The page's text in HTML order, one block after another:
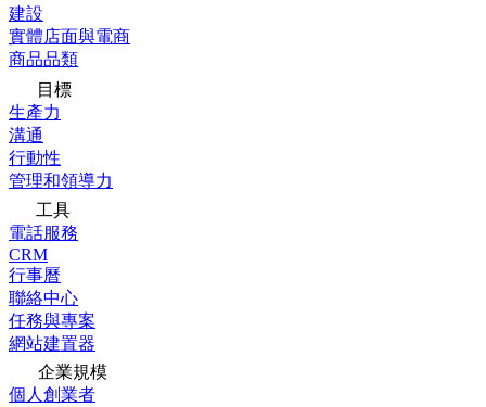
建設
實體店面與電商
商品品類
目標
生產力
溝通
行動性
管理和領導力
工具
電話服務
CRM
行事曆
聯絡中心
任務與專案
網站建置器
企業規模
個人創業者